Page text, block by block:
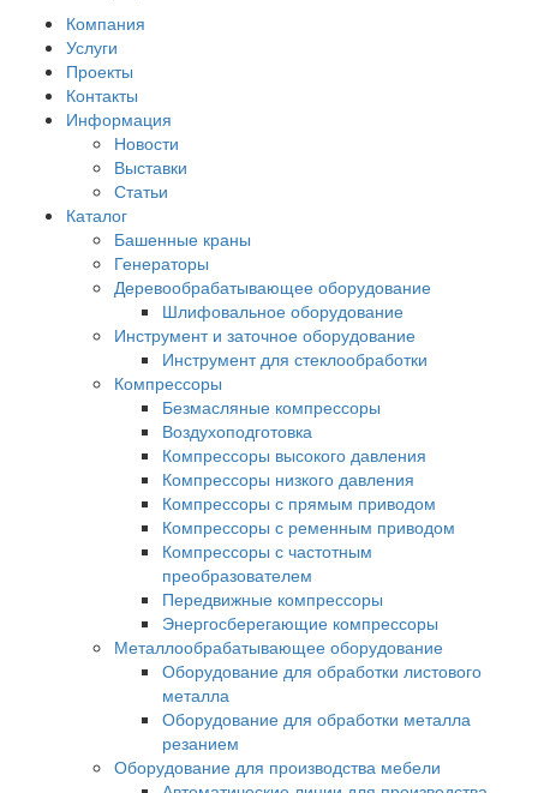
Компания
Услуги
Проекты
Контакты
Информация
Новости
Выставки
Статьи
Каталог
Башенные краны
Генераторы
Деревообрабатывающее оборудование
Шлифовальное оборудование
Инструмент и заточное оборудование
Инструмент для стеклообработки
Компрессоры
Безмасляные компрессоры
Воздухоподготовка
Компрессоры высокого давления
Компрессоры низкого давления
Компрессоры с прямым приводом
Компрессоры с ременным приводом
Компрессоры с частотным
преобразователем
Передвижные компрессоры
Энергосберегающие компрессоры
Металлообрабатывающее оборудование
Оборудование для обработки листового
металла
Оборудование для обработки металла
резанием
Оборудование для производства мебели